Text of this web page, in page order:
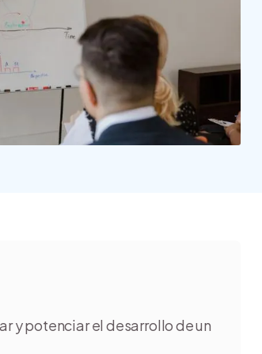
en
más
20 tiendas online
argentinas creadas con
Tiendanube
y potenciar el desarrollo de un